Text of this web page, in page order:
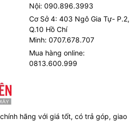
Nội: 090.896.3993
Cơ Sở 4: 403 Ngô Gia Tự- P.2,
Q.10 Hồ Chí
Minh: 0707.678.707
Mua hàng online:
0813.600.999
hãng với giá tốt, có trả góp, giao